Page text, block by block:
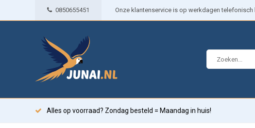
0850655451 Onze klantenservice is op werkdagen telefonisch
Alles op voorraad? Zondag besteld = Maandag in huis!